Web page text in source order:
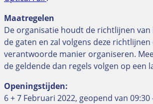
Maatregelen
De organisatie houdt de richtlijnen van
de gaten en zal volgens deze
verantwoorde manier organiseren.
de geldende dan regels volgen op een
Openingstijden:
6 + 7 Februari 2022, geopend van 09:30